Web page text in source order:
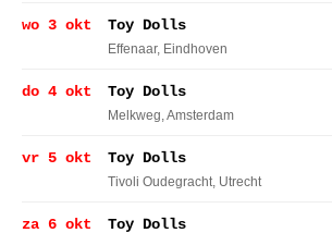
wo 3 okt Toy Dolls
Effenaar, Eindhoven
do 4 okt Toy Dolls
Melkweg, Amsterdam
vr 5 okt Toy Dolls
Tivoli Oudegracht, Utrecht
za 6 okt Toy Dolls